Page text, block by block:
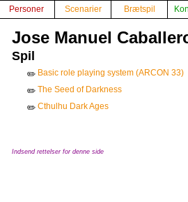
Personer Scenarier Brætspil
Jose Manuel
Spil
✏️ Basic role playing system (ARCON 33)
✏️ The Seed of Darkness
✏️ Cthulhu Dark Ages
Indsend rettelser for denne side